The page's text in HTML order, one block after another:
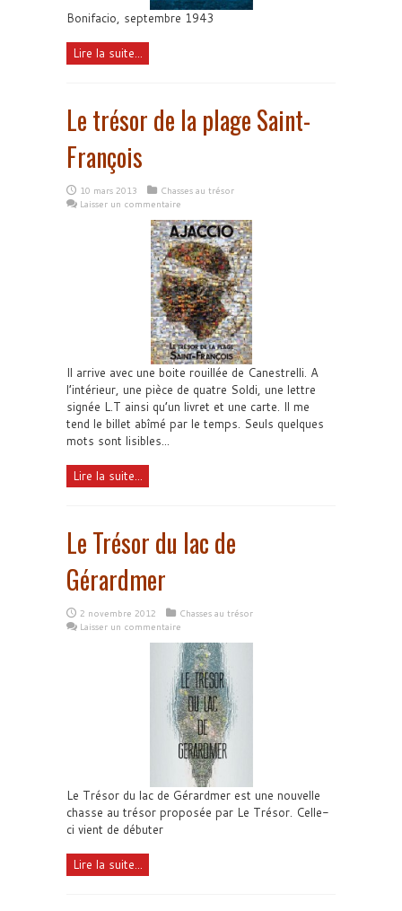
Bonifacio, septembre 1943
Lire la suite...
Le trésor de la plage Saint-
François
10 mars 2013
Chasses au trésor
Laisser un commentaire
Il arrive avec une boite rouillée de Canestrelli. A
l’intérieur, une pièce de quatre Soldi, une lettre
signée L.T ainsi qu’un livret et une carte. Il me
tend le billet abîmé par le temps. Seuls quelques
mots sont lisibles...
Lire la suite...
Le Trésor du lac de
Gérardmer
2 novembre 2012
Chasses au trésor
Laisser un commentaire
Le Trésor du lac de Gérardmer est une nouvelle
chasse au trésor proposée par Le Trésor. Celle-
ci vient de débuter
Lire la suite...